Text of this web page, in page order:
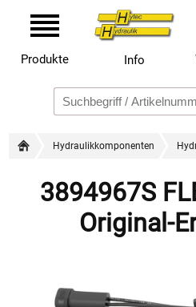
Produkte Info
Hydraulikkomponenten
3894967S
Original-